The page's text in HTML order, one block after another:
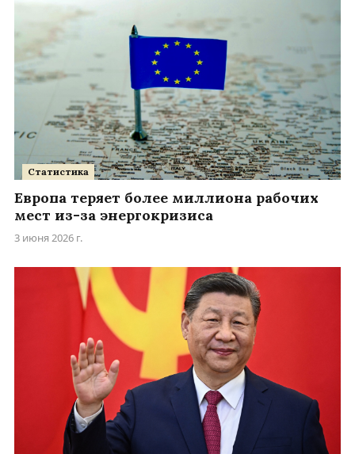
Статистика
Европа теряет более миллиона рабочих
мест из-за энергокризиса
3 июня 2026 г.